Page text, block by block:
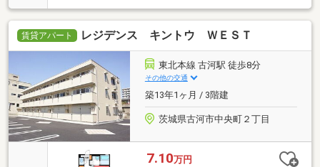
賃貸アパート レジデンス キントウ ＷＥＳＴ
東北本線 古河駅 徒歩8分
その他の交通
築13年1ヶ月 / 3階建
茨城県古河市中央町２丁目
7.10万円